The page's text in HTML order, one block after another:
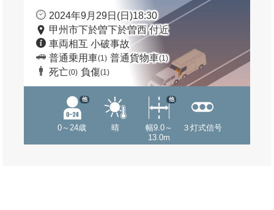
2024年9月29日(日)18:30
甲州市下於曽下於曽西 付近
車両相互 小破事故
普通乗用車(1) 普通貨物車(1)
死亡(0) 負傷(1)
0～24歳
他
晴
幅9.0～
13.0m
他
３灯式信号